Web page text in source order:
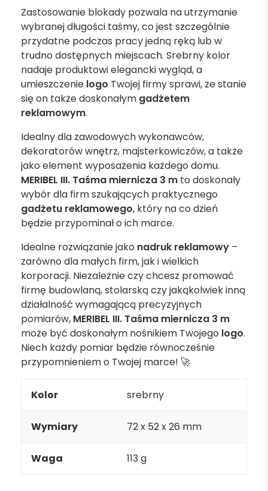
Zastosowanie blokady pozwala na utrzymanie
wybranej długości taśmy, co jest szczególnie
przydatne podczas pracy jedną ręką lub w
trudno dostępnych miejscach. Srebrny kolor
nadaje produktowi elegancki wygląd, a
umieszczenie logo Twojej firmy sprawi, że stanie
się on także doskonałym gadżetem
reklamowym.
Idealny dla zawodowych wykonawców,
dekoratorów wnętrz, majsterkowiczów, a także
jako element wyposażenia każdego domu.
MERIBEL III. Taśma miernicza 3 m to doskonały
wybór dla firm szukających praktycznego
gadżetu reklamowego, który na co dzień
będzie przypominał o ich marce.
Idealne rozwiązanie jako nadruk reklamowy –
zarówno dla małych firm, jak i wielkich
korporacji. Niezależnie czy chcesz promować
firmę budowlaną, stolarską czy jakąkolwiek inną
działalność wymagającą precyzyjnych
pomiarów, MERIBEL III. Taśma miernicza 3 m
może być doskonałym nośnikiem Twojego logo.
Niech każdy pomiar będzie równocześnie
przypomnieniem o Twojej marce! 🚀
Kolor srebrny
Wymiary 72 x 52 x 26 mm
Waga 113 g